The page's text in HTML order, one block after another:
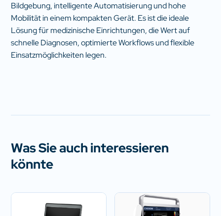
Bildgebung, intelligente Automatisierung und hohe
Mobilität in einem kompakten Gerät. Es ist die ideale
Lösung für medizinische Einrichtungen, die Wert auf
schnelle Diagnosen, optimierte Workflows und flexible
Einsatzmöglichkeiten legen.
Was Sie auch interessieren
könnte